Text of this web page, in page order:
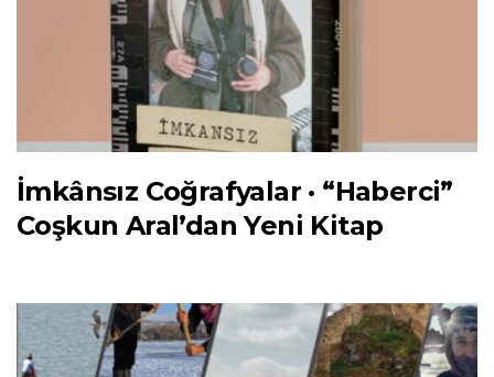
İmkânsız Coğrafyalar · “Haberci”
Coşkun Aral’dan Yeni Kitap